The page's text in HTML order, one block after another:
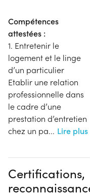
Compétences
attestées :
1. Entretenir le
logement et le linge
d’un particulier
Etablir une relation
professionnelle dans
le cadre d’une
prestation d’entretien
chez un pa... Lire plus
Certifications,